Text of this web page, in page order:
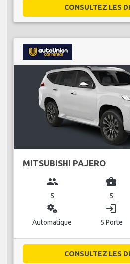
CONSULTEZ LES
MITSUBISHI PAJERO
group
5
business_center
5
miscellaneous_services
Automatique
login
5 Porte
CONSULTEZ LES